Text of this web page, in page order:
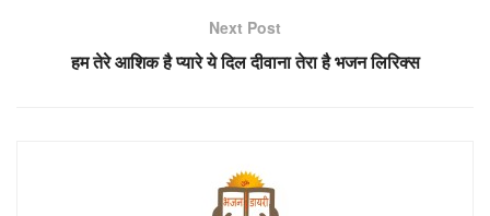
Next Post
हम तेरे आशिक है प्यारे ये दिल दीवाना तेरा है भजन लिरिक्स